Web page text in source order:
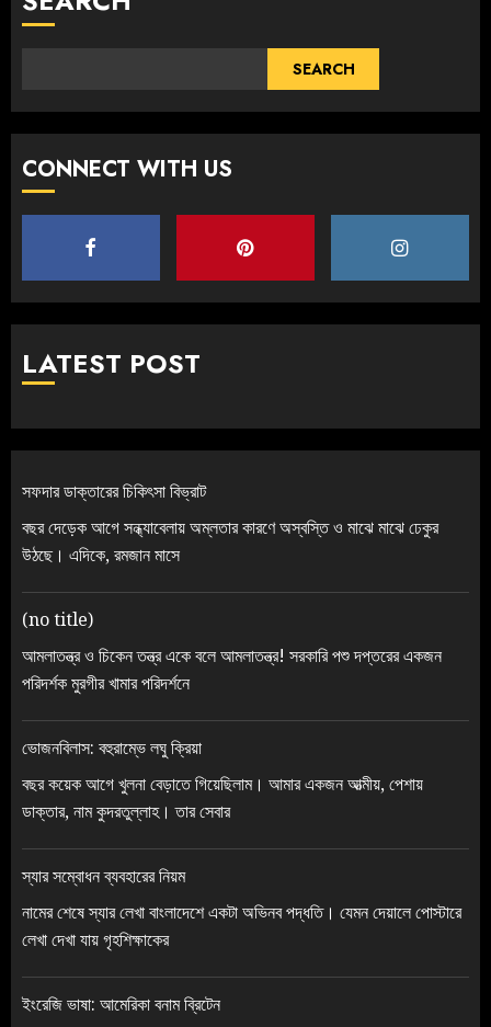
SEARCH
CONNECT WITH US
LATEST POST
সফদার ডাক্তারের চিকিৎসা বিভ্রাট
বছর দেড়েক আগে সন্ধ্যাবেলায় অম্লতার কারণে অস্বস্তি ও মাঝে মাঝে ঢেকুর
উঠছে। এদিকে, রমজান মাসে
(no title)
আমলাতন্ত্র ও চিকেন তন্ত্র একে বলে আমলাতন্ত্র! সরকারি পশু দপ্তরের একজন
পরিদর্শক মুরগীর খামার পরিদর্শনে
ভোজনবিলাস: বহুরাম্ভে লঘু ক্রিয়া
বছর কয়েক আগে খুলনা বেড়াতে গিয়েছিলাম। আমার একজন আত্মীয়, পেশায়
ডাক্তার, নাম কুদরতুল্লাহ। তার সেবার
স্যার সম্বোধন ব্যবহারের নিয়ম
নামের শেষে স্যার লেখা বাংলাদেশে একটা অভিনব পদ্ধতি। যেমন দেয়ালে পোস্টারে
লেখা দেখা যায় গৃহশিক্ষাকের
ইংরেজি ভাষা: আমেরিকা বনাম ব্রিটেন